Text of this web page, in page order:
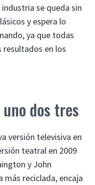
se queda sin
y espera lo
ya que todas
resultados en los
dos tres
versión televisiva en
teatral en 2009
y John
más reciclada, encaja